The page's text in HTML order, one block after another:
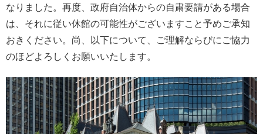
なりました。再度、政府自治体からの自粛要請がある場合
は、それに従い休館の可能性がございますこと予めご承知
おきください。尚、以下について、ご理解ならびにご協力
のほどよろしくお願いいたします。